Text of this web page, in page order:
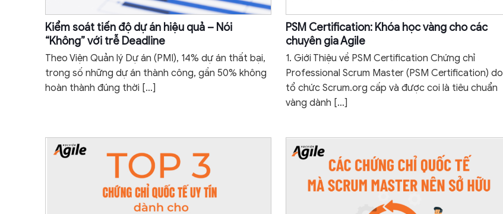
Kiểm soát tiến độ dự án hiệu quả – Nói
“Không” với trễ Deadline
Theo Viện Quản lý Dự án (PMI), 14% dự án thất bại,
trong số những dự án thành công, gần 50% không
hoàn thành đúng thời […]
PSM Certification: Khóa học vàng cho các
chuyên gia Agile
1. Giới Thiệu về PSM Certification Chứng chỉ
Professional Scrum Master (PSM Certification) do
tổ chức Scrum.org cấp và được coi là tiêu chuẩn
vàng dành […]